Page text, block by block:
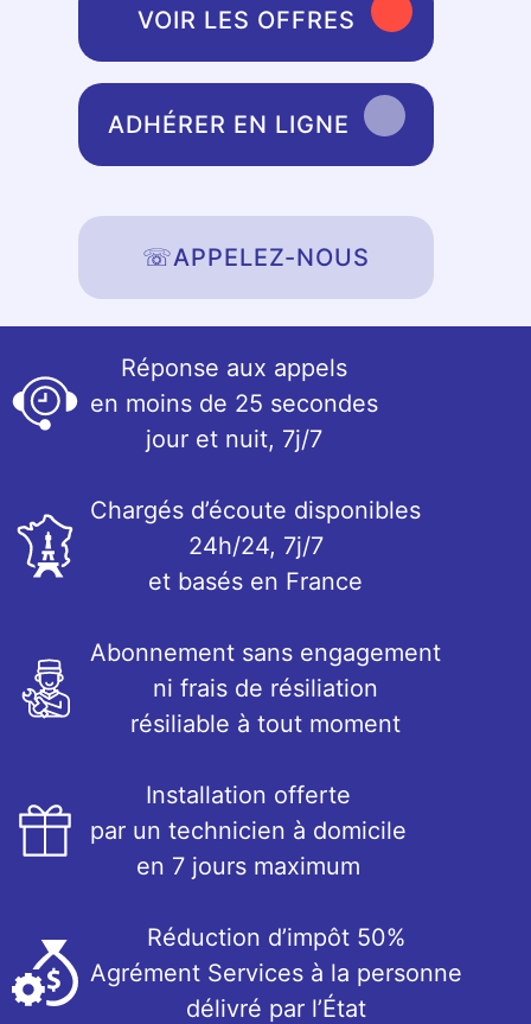
VOIR LES OFFRES
ADHÉRER EN LIGNE
☏APPELEZ-NOUS
Réponse aux appels
en moins de 25 secondes
jour et nuit, 7j/7
Chargés d’écoute disponibles
24h/24, 7j/7
et basés en France
Abonnement sans engagement
ni frais de résiliation
résiliable à tout moment
Installation offerte
par un technicien à domicile
en 7 jours maximum
Réduction d’impôt 50%
Agrément Services à la personne
délivré par l’État